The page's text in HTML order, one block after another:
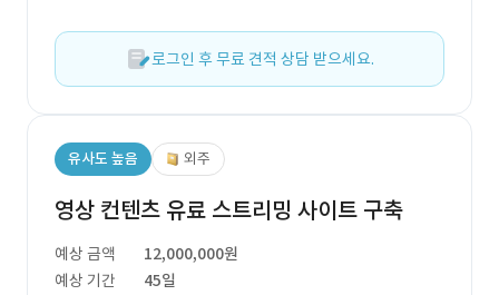
로그인 후 무료 견적 상담 받으세요.
유사도 높음 외주
영상 컨텐츠 유료 스트리밍 사이트 구축
예상 금액
12,000,000원
예상 기간
45일